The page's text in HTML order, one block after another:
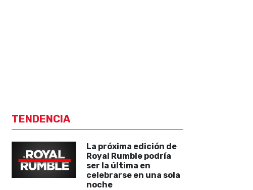
TENDENCIA
La próxima edición de
Royal Rumble podría
ser la última en
celebrarse en una sola
noche